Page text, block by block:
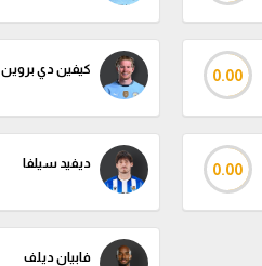
0.00
0.00
كيفين دي بروين
ديفيد سيلفا
فابيان ديلف